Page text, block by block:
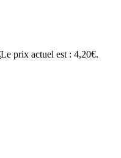
Le prix actuel est : 4,20€.